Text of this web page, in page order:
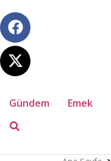
Gündem Emek